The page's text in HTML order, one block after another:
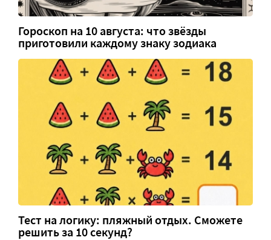
Гороскоп на 10 августа: что звёзды
приготовили каждому знаку зодиака
Тест на логику: пляжный отдых. Сможете
решить за 10 секунд?